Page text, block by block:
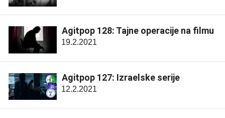
Agitpop 128: Tajne operacije na filmu
19.2.2021
Agitpop 127: Izraelske serije
12.2.2021